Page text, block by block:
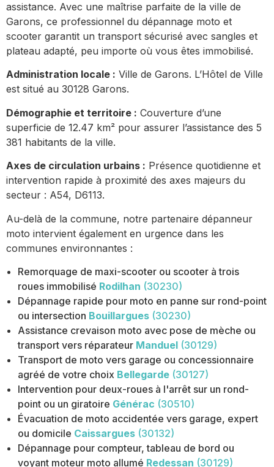
assistance. Avec une maîtrise parfaite de la ville de
Garons, ce professionnel du dépannage moto et
scooter garantit un transport sécurisé avec sangles et
plateau adapté, peu importe où vous êtes immobilisé.
Administration locale : Ville de Garons. L’Hôtel de Ville
est situé au 30128 Garons.
Démographie et territoire : Couverture d’une
superficie de 12.47 km² pour assurer l’assistance des 5
381 habitants de la ville.
Axes de circulation urbains : Présence quotidienne et
intervention rapide à proximité des axes majeurs du
secteur : A54, D6113.
Au-delà de la commune, notre partenaire dépanneur
moto intervient également en urgence dans les
communes environnantes :
Remorquage de maxi-scooter ou scooter à trois
roues immobilisé Rodilhan (30230)
Dépannage rapide pour moto en panne sur rond-point
ou intersection Bouillargues (30230)
Assistance crevaison moto avec pose de mèche ou
transport vers réparateur Manduel (30129)
Transport de moto vers garage ou concessionnaire
agréé de votre choix Bellegarde (30127)
Intervention pour deux-roues à l'arrêt sur un rond-
point ou un giratoire Générac (30510)
Évacuation de moto accidentée vers garage, expert
ou domicile Caissargues (30132)
Dépannage pour compteur, tableau de bord ou
voyant moteur moto allumé Redessan (30129)